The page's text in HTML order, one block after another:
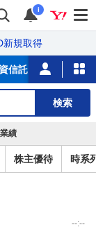
i
新規取得
信託 ニュース
検索
業績
株主優待 時系
--:--